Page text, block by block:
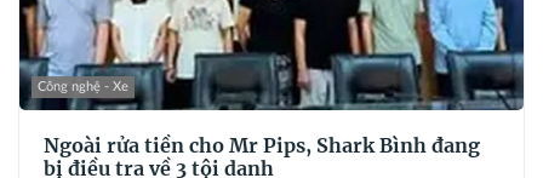
Công nghệ - Xe
Ngoài rửa tiền cho Mr Pips, Shark Bình đang
bị điều tra về 3 tội danh